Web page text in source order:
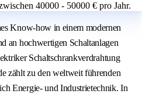
40000 - 50000 € pro Jahr.
Know-how in einem modernen
an hochwertigen Schaltanlagen
Schaltschrankverdrahtung
zählt zu den weltweit führenden
Energie- und Industrietechnik. In